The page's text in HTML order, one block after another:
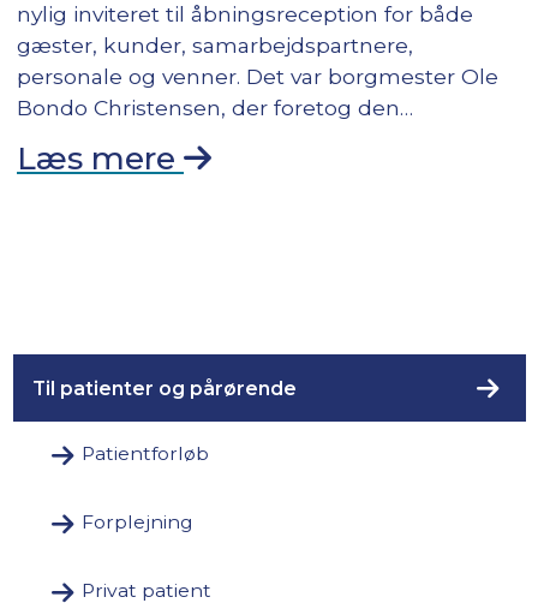
nylig inviteret til åbningsreception for både
gæster, kunder, samarbejdspartnere,
personale og venner. Det var borgmester Ole
Bondo Christensen, der foretog den…
Læs mere
Til patienter og pårørende
Patientforløb
Forplejning
Privat patient